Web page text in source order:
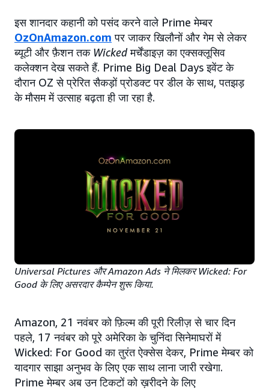
इस शानदार कहानी को पसंद करने वाले Prime मेम्बर
OzOnAmazon.com पर जाकर खिलौनों और गेम से लेकर
ब्यूटी और फ़ैशन तक Wickedमर्चेंडाइज़ का एक्सक्लूसिव
कलेक्शन देख सकते हैं. Prime Big Deal Days इवेंट के
दौरान OZ से प्रेरित सैकड़ों प्रोडक्ट पर डील के साथ, पतझड़
के मौसम में उत्साह बढ़ता ही जा रहा है.
Universal Pictures और Amazon Ads ने मिलकर Wicked: For
Good के लिए असरदार कैम्पेन शुरू किया.
Amazon, 21 नवंबर को फ़िल्म की पूरी रिलीज़ से चार दिन
पहले, 17 नवंबर को पूरे अमेरिका के चुनिंदा सिनेमाघरों में
Wicked: For Good का तुरंत ऐक्सेस देकर, Prime मेम्बर को
यादगार साझा अनुभव के लिए एक साथ लाना जारी रखेगा.
Prime मेम्बर अब उन टिकटों को ख़रीदने के लिए